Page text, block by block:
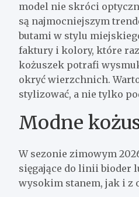
model nie skróci
są najmocniejszym
butami w stylu
faktury i kolory, które
kożuszek potrafi
okryć wierzchnich.
stylizować, a nie tylko
Modne
W sezonie zimowym
sięgające do linii bioder
wysokim stanem, jak i z